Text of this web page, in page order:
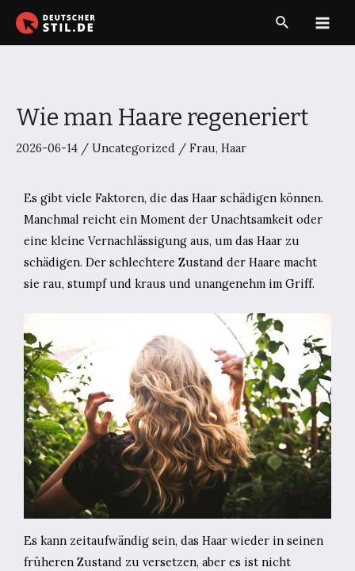
Zum
Inhalt
Suche
Wie man Haare regeneriert
2026-06-14 / Uncategorized / Frau, Haar
Es gibt viele Faktoren, die das Haar schädigen können.
Manchmal reicht ein Moment der Unachtsamkeit oder
eine kleine Vernachlässigung aus, um das Haar zu
schädigen. Der schlechtere Zustand der Haare macht
sie rau, stumpf und kraus und unangenehm im Griff.
Es kann zeitaufwändig sein, das Haar wieder in seinen
früheren Zustand zu versetzen, aber es ist nicht